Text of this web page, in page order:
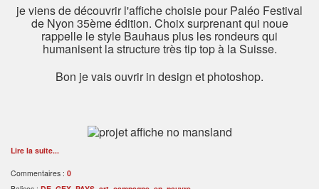
je viens de découvrir l'affiche choisie pour Paléo Festival
de Nyon 35ème édition. Choix surprenant qui noue
rappelle le style Bauhaus plus les rondeurs qui
humanisent la structure très tip top à la Suisse.
Bon je vais ouvrir in design et photoshop.
Lire la suite...
Commentaires : 0